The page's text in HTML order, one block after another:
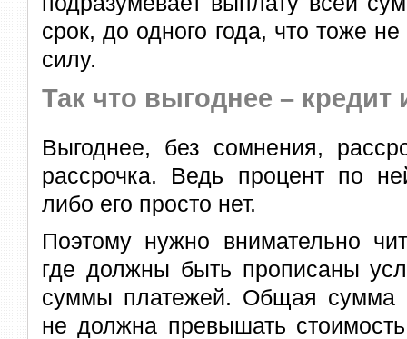
срок, до одного года, что тоже
силу.
Так что выгоднее – кредит
Выгоднее, без сомнения,
рассрочка. Ведь процент по
либо его просто нет.
Поэтому нужно внимательно
где должны быть прописаны
суммы платежей. Общая сумма
не должна превышать